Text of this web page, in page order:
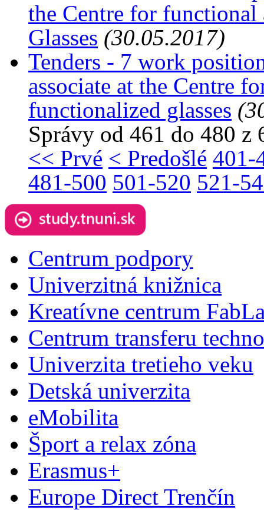
the Centre for
Glasses (30.05.2017)
Tenders - 7 work
associate at the Centre
functionalized glasses
Správy od 461 do 480 z
<< Prvé < Predošlé 401-
481-500 501-520 521-
Centrum podpory
Univerzitná knižnica
Kreatívne centrum
Centrum transferu
Univerzita tretieho veku
Detská univerzita
eMobilita
Šport a relax zóna
Erasmus+
Europe Direct Trenčín